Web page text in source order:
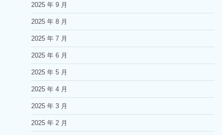
2025 年 9 月
2025 年 8 月
2025 年 7 月
2025 年 6 月
2025 年 5 月
2025 年 4 月
2025 年 3 月
2025 年 2 月